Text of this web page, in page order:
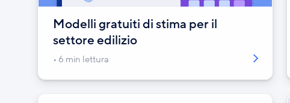
Modelli gratuiti di stima per il
settore edilizio
6 min lettura